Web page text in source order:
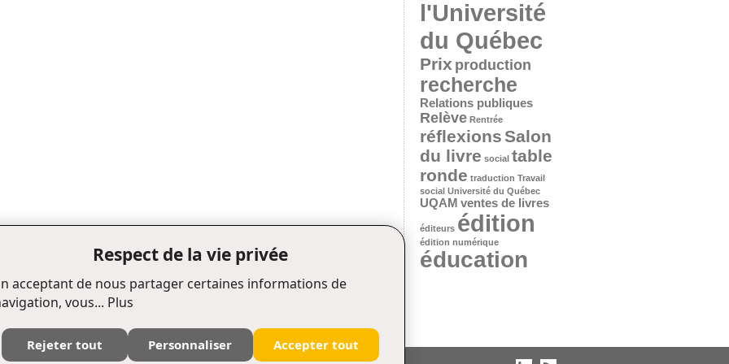
l'Université
du Québec
Prix production
recherche
Relations publiques
Relève Rentrée
réflexionsSalon
du livre social table
ronde traduction Travail
social Université du Québec
UQAM ventes de livres
éditeurs édition
édition numérique
éducation
Respect de la vie privée
acceptant de nous partager certaines informations de
vous... Plus
Rejeter tout Personnaliser Accepter tout